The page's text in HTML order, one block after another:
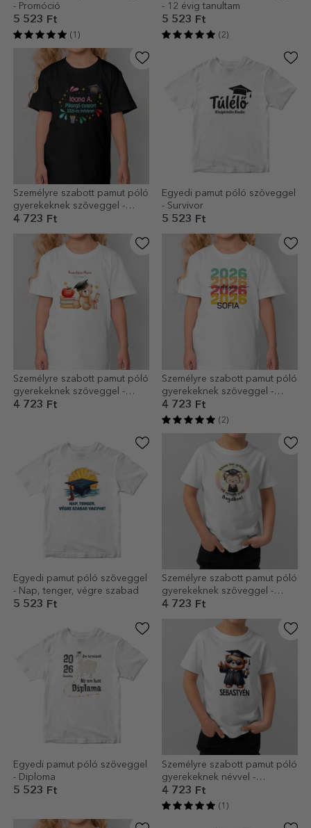
- Promóció
5 523 Ft
(1)
- 12 évig tanultam
5 523 Ft
(2)
Személyre szabott pamut póló
gyerekeknek szöveggel -
Színek
4 723 Ft
Egyedi pamut póló szöveggel
- Survivor
5 523 Ft
Személyre szabott pamut póló
gyerekeknek szöveggel -
Graduate Bear
4 723 Ft
Személyre szabott pamut póló
gyerekeknek szöveggel -
Érettségi
4 723 Ft
(2)
Egyedi pamut póló szöveggel
- Nap, tenger, végre szabad
5 523 Ft
Személyre szabott pamut póló
gyerekeknek szöveggel -
Viszlát óvoda
4 723 Ft
Egyedi pamut póló szöveggel
- Diploma
5 523 Ft
Személyre szabott pamut póló
gyerekeknek névvel -
Diplomás medve
4 723 Ft
(1)